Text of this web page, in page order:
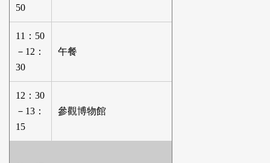
50
11：50
－12：
30
午餐
12：30
－13：
15
參觀博物館